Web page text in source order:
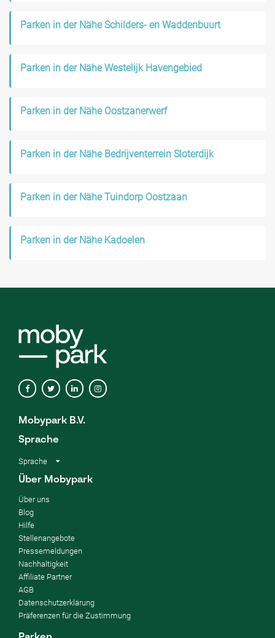
Parken in der Nähe Schilders- en Waddenbuurt
Parken in der Nähe Westelijk Havengebied
Parken in der Nähe Oostzanerwerf
Parken in der Nähe Bedrijventerrein Sloterdijk
Parken in der Nähe Tuindorp Oostzaan
Parken in der Nähe Kadoelen
Mobypark B.V.
Sprache
Sprache
Über Mobypark
Über uns
Blog
Hilfe
Stellenangebote
Pressemeldungen
Nachhaltigkeit
Affiliate Partner
AGB
Datenschutzerklärung
Präferenzen für die Zustimmung